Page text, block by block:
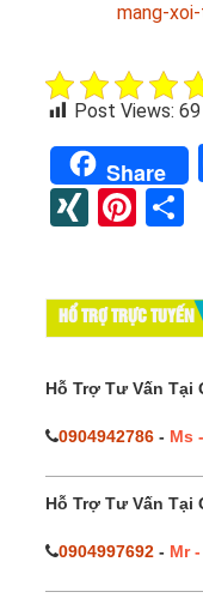
mang-
Post Views: 69
Share
XING
HỔ TRỢ TRỰC TUYẾN
Hỗ Trợ Tư Vấn Tại
0904942786 - Ms
Hỗ Trợ Tư Vấn Tại
0904997692 - Mr